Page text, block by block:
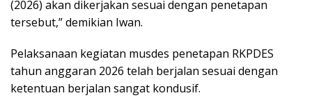
(2026) akan dikerjakan sesuai dengan penetapan
tersebut,” demikian Iwan.
Pelaksanaan kegiatan musdes penetapan RKPDES
tahun anggaran 2026 telah berjalan sesuai dengan
ketentuan berjalan sangat kondusif.